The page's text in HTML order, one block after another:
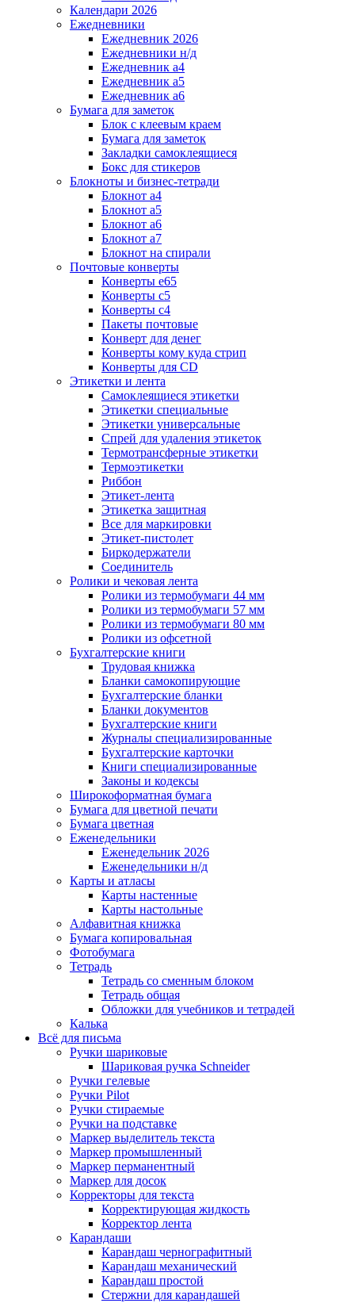
Календари 2026
Ежедневники
Ежедневник 2026
Ежедневники н/д
Ежедневник а4
Ежедневник а5
Ежедневник а6
Бумага для заметок
Блок с клеевым краем
Бумага для заметок
Закладки самоклеящиеся
Бокс для стикеров
Блокноты и бизнес-тетради
Блокнот а4
Блокнот а5
Блокнот а6
Блокнот а7
Блокнот на спирали
Почтовые конверты
Конверты е65
Конверты с5
Конверты с4
Пакеты почтовые
Конверт для денег
Конверты кому куда стрип
Конверты для CD
Этикетки и лента
Самоклеящиеся этикетки
Этикетки специальные
Этикетки универсальные
Спрей для удаления этикеток
Термотрансферные этикетки
Термоэтикетки
Риббон
Этикет-лента
Этикетка защитная
Все для маркировки
Этикет-пистолет
Биркодержатели
Соединитель
Ролики и чековая лента
Ролики из термобумаги 44 мм
Ролики из термобумаги 57 мм
Ролики из термобумаги 80 мм
Ролики из офсетной
Бухгалтерские книги
Трудовая книжка
Бланки самокопирующие
Бухгалтерские бланки
Бланки документов
Бухгалтерские книги
Журналы специализированные
Бухгалтерские карточки
Книги специализированные
Законы и кодексы
Широкоформатная бумага
Бумага для цветной печати
Бумага цветная
Еженедельники
Еженедельник 2026
Еженедельники н/д
Карты и атласы
Карты настенные
Карты настольные
Алфавитная книжка
Бумага копировальная
Фотобумага
Тетрадь
Тетрадь со сменным блоком
Тетрадь общая
Обложки для учебников и тетрадей
Калька
Всё для письма
Ручки шариковые
Шариковая ручка Schneider
Ручки гелевые
Ручки Pilot
Ручки стираемые
Ручки на подставке
Маркер выделитель текста
Маркер промышленный
Маркер перманентный
Маркер для досок
Корректоры для текста
Корректирующая жидкость
Корректор лента
Карандаши
Карандаш чернографитный
Карандаш механический
Карандаш простой
Стержни для карандашей